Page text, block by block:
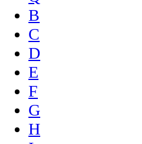
B
C
D
E
F
G
H